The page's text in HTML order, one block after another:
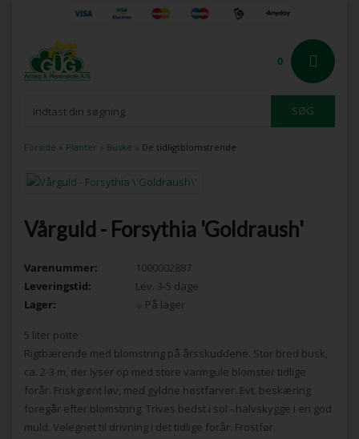
0
Forside » Planter » Buske » De tidligtblomstrende
Vårguld - Forsythia 'Goldraush'
Varenummer:
1000002887
Leveringstid:
Lev. 3-5 dage
Lager:
På lager
5 liter potte
Rigtbærende med blomstring på årsskuddene. Stor bred busk,
ca. 2-3 m, der lyser op med store varmgule blomster tidlige
forår. Friskgrønt løv, med gyldne høstfarver. Evt. beskæring
foregår efter blomstring. Trives bedst i sol - halvskygge i en god
muld. Velegnet til drivning i det tidlige forår. Frostfør.